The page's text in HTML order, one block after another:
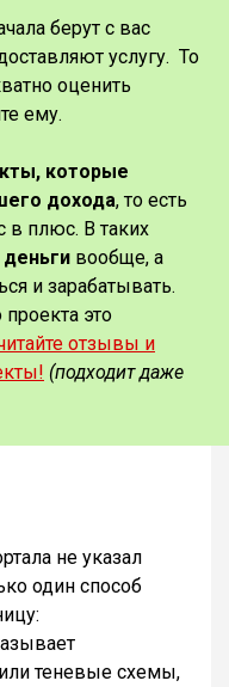
берут с вас
услугу. То
оценить
ему.
которые
дохода, то есть
в плюс. В таких
деньги вообще, а
и зарабатывать.
это
отзывы и
(подходит даже
не указал
один способ
теневые схемы,